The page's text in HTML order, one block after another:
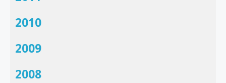
2010
2009
2008